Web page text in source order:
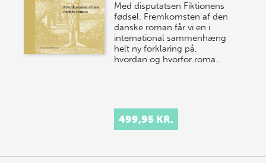
Med disputatsen Fiktionens
fødsel. Fremkomsten af den
danske roman får vi en i
international sammenhæng
helt ny forklaring på,
hvordan og hvorfor roma…
499,95 KR.